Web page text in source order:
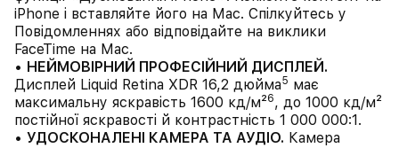
iPhone і вставляйте його на Mac. Спілкуйтесь у
Повідомленнях або відповідайте на виклики
FaceTime на Mac.
• НЕЙМОВІРНИЙ ПРОФЕСІЙНИЙ ДИСПЛЕЙ.
Дисплей Liquid Retina XDR 16,2 дюйма5 має
максимальну яскравість 1600 кд/м²6, до 1000 кд/м²
постійної яскравості й контрастність 1 000 000:1.
• УДОСКОНАЛЕНІ КАМЕРА ТА АУДІО. Камера